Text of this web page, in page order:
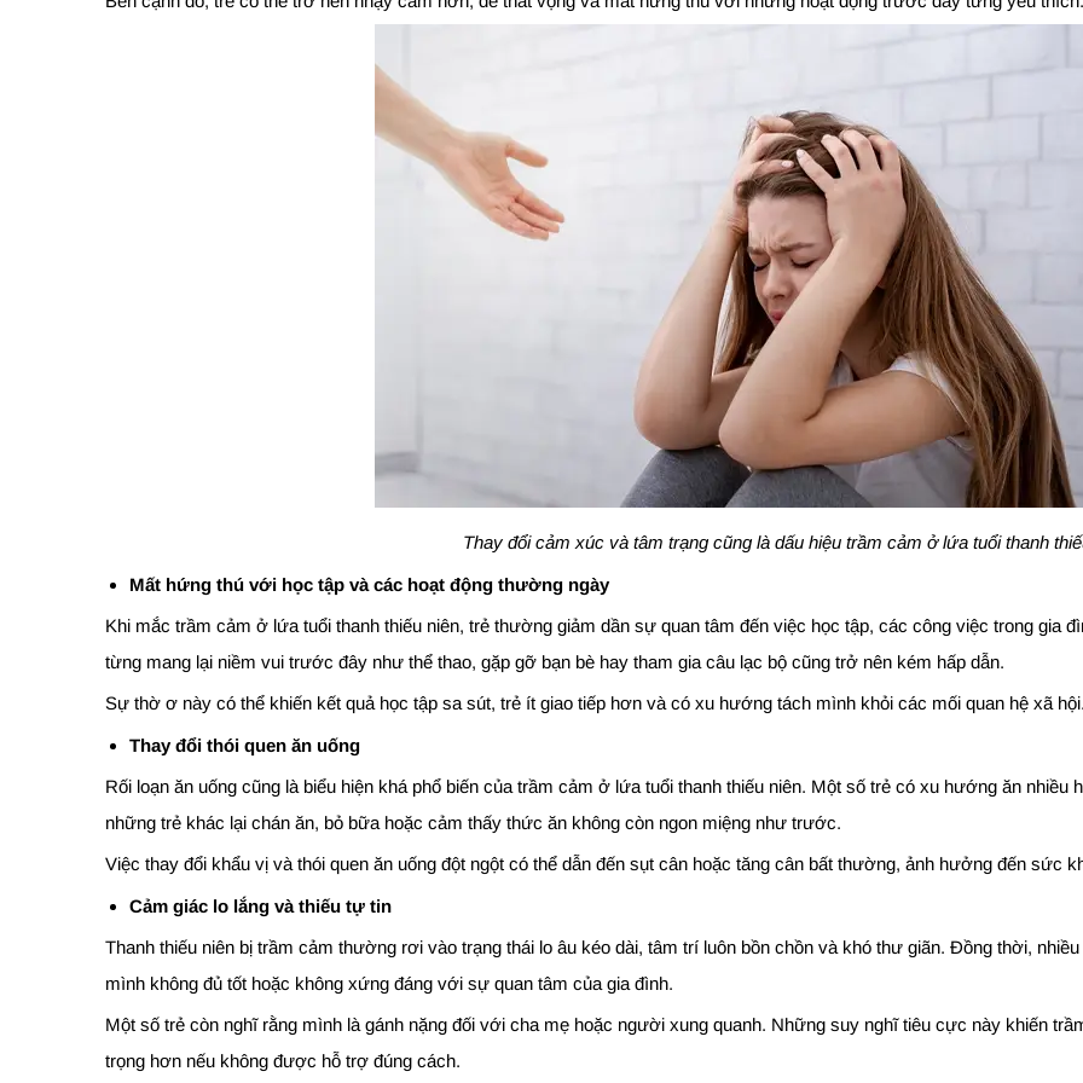
Thay đổi cảm xúc và tâm trạng cũng là dấu hiệu trầm cảm ở lứa tuổi thanh
Mất hứng thú với học tập và các hoạt động thường ngày
Khi mắc trầm cảm ở lứa tuổi thanh thiếu niên, trẻ thường giảm dần sự quan tâm đến việc học tập, các công việc trong gia
từng mang lại niềm vui trước đây như thể thao, gặp gỡ bạn bè hay tham gia câu lạc bộ cũng trở nên kém hấp dẫn.
Sự thờ ơ này có thể khiến kết quả học tập sa sút, trẻ ít giao tiếp hơn và có xu hướng tách mình khỏi các mối quan hệ xã
Thay đổi thói quen ăn uống
Rối loạn ăn uống cũng là biểu hiện khá phổ biến của trầm cảm ở lứa tuổi thanh thiếu niên. Một số trẻ có xu hướng ăn
những trẻ khác lại chán ăn, bỏ bữa hoặc cảm thấy thức ăn không còn ngon miệng như trước.
Việc thay đổi khẩu vị và thói quen ăn uống đột ngột có thể dẫn đến sụt cân hoặc tăng cân bất thường, ảnh hưởng đến sức
Cảm giác lo lắng và thiếu tự tin
Thanh thiếu niên bị trầm cảm thường rơi vào trạng thái lo âu kéo dài, tâm trí luôn bồn chồn và khó thư giãn. Đồng thời,
mình không đủ tốt hoặc không xứng đáng với sự quan tâm của gia đình.
Một số trẻ còn nghĩ rằng mình là gánh nặng đối với cha mẹ hoặc người xung quanh. Những suy nghĩ tiêu cực này khiến
trọng hơn nếu không được hỗ trợ đúng cách.